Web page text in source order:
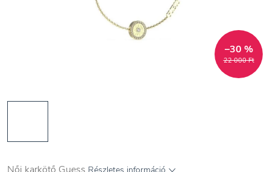
22 000 Ft
–30 %